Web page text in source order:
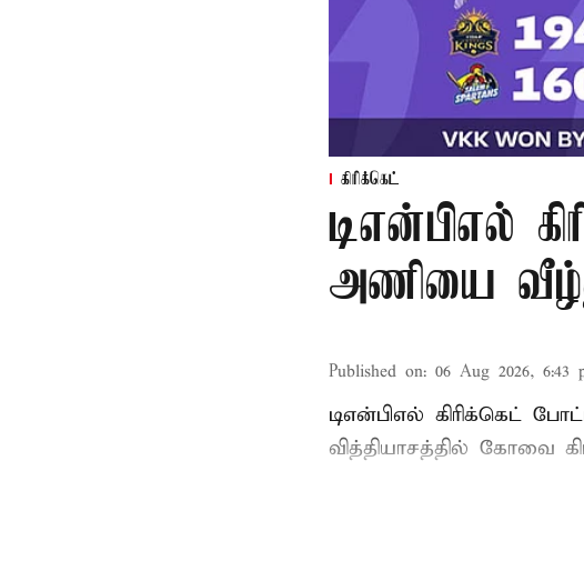
கிரிக்கெட்
டிஎன்பிஎல்
அணியை
Published on: 06 Aug 2026, 6:43
டிஎன்பிஎல் கிரிக்கெட்
வித்தியாசத்தில் கோவை